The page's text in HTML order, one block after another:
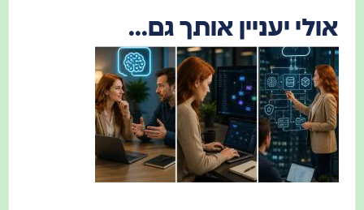
אולי יעניין אותך גם...